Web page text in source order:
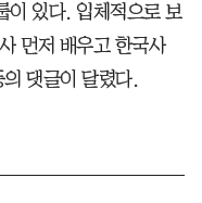
이 있다. 입체적으로 보
먼저 배우고 한국사
댓글이 달렸다.